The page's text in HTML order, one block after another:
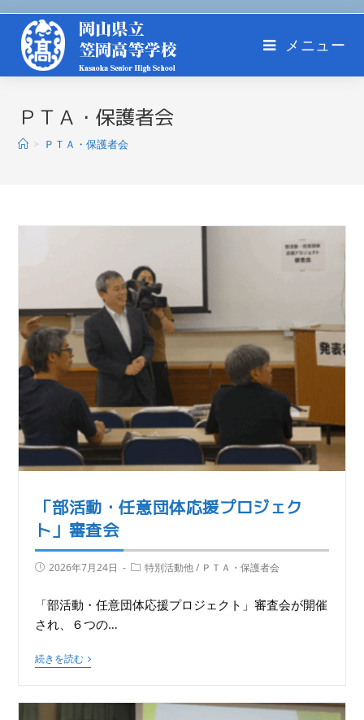
メニュー
ＰＴＡ・保護者会
> ＰＴＡ・保護者会
「部活動・任意団体応援プロジェク
ト」審査会
2026年7月24日 特別活動他 / ＰＴＡ・保護者会
「部活動・任意団体応援プロジェクト」審査会が開催
され、６つの…
続きを読む